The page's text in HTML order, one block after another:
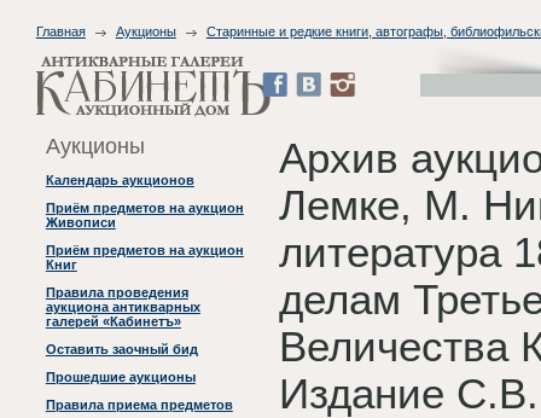
Главная Аукционы Старинные и редкие книги, автографы,
Аукционы
Календарь аукционов
Приём предметов на аукцион
Живописи
Приём предметов на аукцион
Книг
Правила проведения
аукциона антикварных
галерей «Кабинетъ»
Оставить заочный бид
Прошедшие аукционы
Правила приема предметов
Архив
Лемке, М.
литература
делам
Величества
Издание